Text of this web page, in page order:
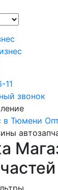
11
звонок
в Тюмени